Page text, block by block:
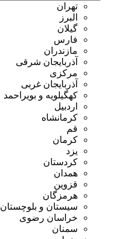
تهران
البرز
گیلان
فارس
مازندران
آذربایجان شرقی
مرکزی
آذربایجان غربی
کهگیلویه و بویراحمد
اردبیل
کرمانشاه
قم
کرمان
یزد
کردستان
همدان
قزوین
هرمزگان
سیستان و بلوچستان
خراسان رضوی
سمنان